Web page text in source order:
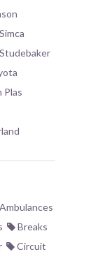
Simca
Studebaker
Plas
Ambulances
Breaks
Circuit